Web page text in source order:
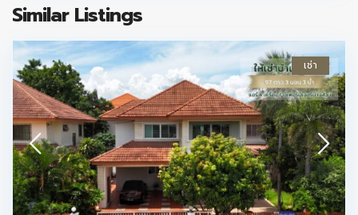
Similar Listings
เช่า